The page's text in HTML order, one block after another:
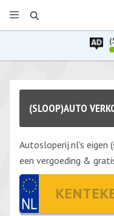
(SLOOP)AUTO
Autosloperij.nl's eigen
een vergoeding &